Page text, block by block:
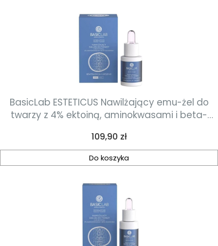
BasicLab ESTETICUS Nawilżający emu-żel do
twarzy z 4% ektoiną, aminokwasami i beta-
Cena
109,90 zł
Do koszyka